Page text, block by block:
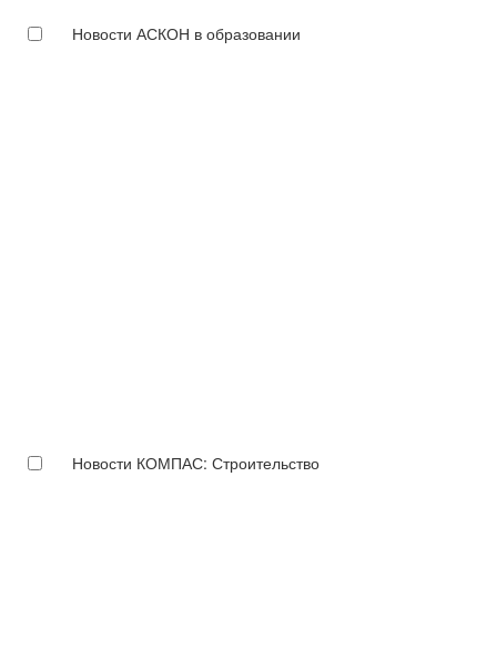
Новости АСКОН в образовании
Новости КОМПАС: Строительство